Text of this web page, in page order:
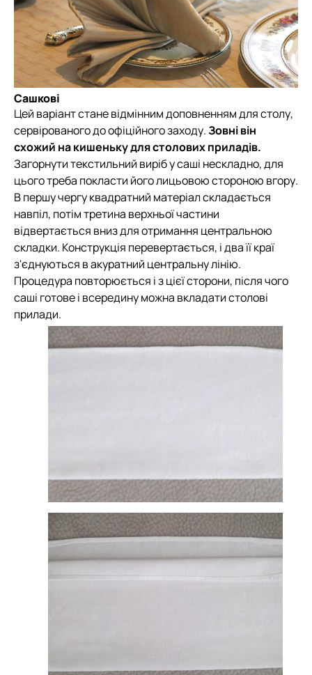
Сашкові
Цей варіант стане відмінним доповненням для столу,
сервірованого до офіційного заходу.Зовні він
схожий на кишеньку для столових приладів.
Загорнути текстильний виріб у саші нескладно, для
цього треба покласти його лицьовою стороною вгору.
В першу чергу квадратний матеріал складається
навпіл, потім третина верхньої частини
відвертається вниз для отримання центральною
складки. Конструкція перевертається, і два її краї
з'єднуються в акуратний центральну лінію.
Процедура повторюється і з цієї сторони, після чого
саші готове і всередину можна вкладати столові
прилади.